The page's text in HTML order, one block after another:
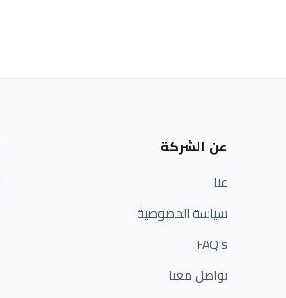
عن الشركة
عنا
سياسة الخصوصية
FAQ's
تواصل معنا